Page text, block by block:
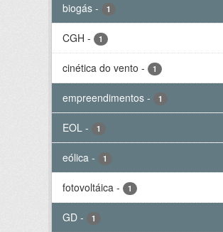
biogás - 1
CGH - 1
cinética do vento - 1
empreendimentos - 1
EOL - 1
eólica - 1
fotovoltáica - 1
GD - 1